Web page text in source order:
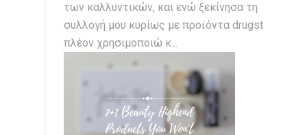
των καλλυντικών, και ενώ ξεκίνησα τη
συλλογή μου κυρίως με προϊόντα drugstore,
πλέον χρησιμοποιώ κ...